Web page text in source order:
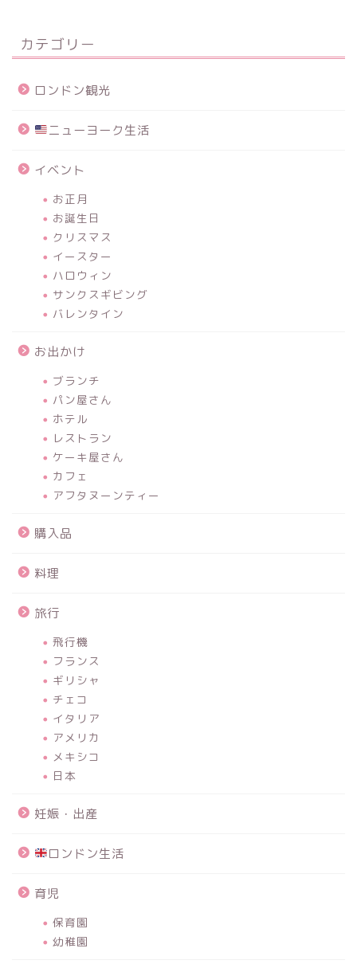
カテゴリー
ロンドン観光
ニューヨーク生活
イベント
お正月
お誕生日
クリスマス
イースター
ハロウィン
サンクスギビング
バレンタイン
お出かけ
ブランチ
パン屋さん
ホテル
レストラン
ケーキ屋さん
カフェ
アフタヌーンティー
購入品
料理
旅行
飛行機
フランス
ギリシャ
チェコ
イタリア
アメリカ
メキシコ
日本
妊娠・出産
ロンドン生活
育児
保育園
幼稚園